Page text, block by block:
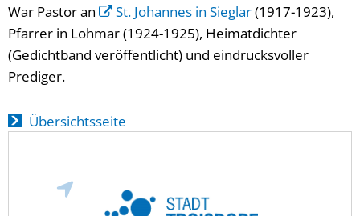
War Pastor an
St. Johannes in Sieglar(1917-1923),
Pfarrer in Lohmar (1924-1925), Heimatdichter
(Gedichtband veröffentlicht) und eindrucksvoller
Prediger.
Übersichtsseite